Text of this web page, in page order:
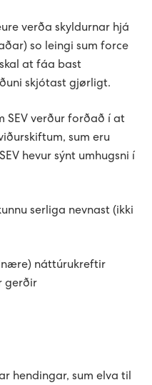
verða skyldurnar hjá
so leingi sum force
at fáa bast
skjótast gjørligt.
SEV verður forðað í at
sum eru
hevur sýnt umhugsni í
serliga nevnast (ikki
náttúrukreftir
gerðir
hendingar, sum elva til